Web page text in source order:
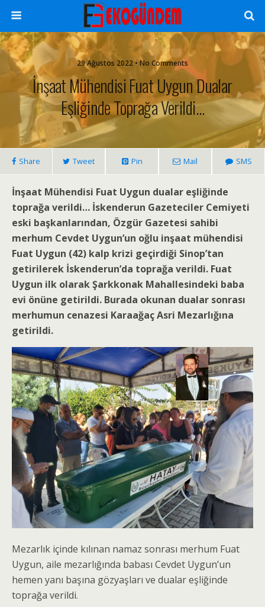
29 Ağustos 2022 • No Comments
İnşaat Mühendisi Fuat Uygun Dualar
Eşliğinde Toprağa Verildi…
Share Tweet Pin Mail SMS
İnşaat Mühendisi Fuat Uygun dualar eşliğinde
toprağa verildi… İskenderun Gazeteciler Cemiyeti
eski başkanlarından, Özgür Gazetesi sahibi
merhum Cevdet Uygun’un oğlu inşaat mühendisi
Fuat Uygun (42) kalp krizi geçirdiği Sinop’tan
getirilerek İskenderun’da toprağa verildi. Fuat
Uygun ilk olarak Şarkkonak Mahallesindeki baba
evi önüne getirildi. Burada okunan dualar sonrası
merhumun cenazesi Karaağaç Asri Mezarlığına
getirildi.
Mezarlık içinde kılınan namaz sonrası merhum Fuat
Uygun, aile mezarlığında babası Cevdet Uygun’un
hemen yanı başına gözyaşları ve dualar eşliğinde
toprağa verildi.